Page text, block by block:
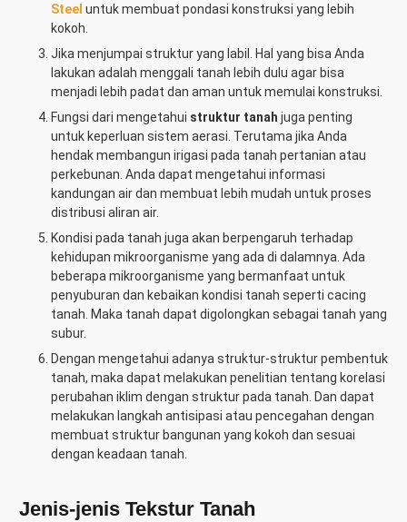
Steel untuk membuat pondasi konstruksi yang lebih
kokoh.
Jika menjumpai struktur yang labil. Hal yang bisa Anda
lakukan adalah menggali tanah lebih dulu agar bisa
menjadi lebih padat dan aman untuk memulai konstruksi.
Fungsi dari mengetahui struktur tanah juga penting
untuk keperluan sistem aerasi. Terutama jika Anda
hendak membangun irigasi pada tanah pertanian atau
perkebunan. Anda dapat mengetahui informasi
kandungan air dan membuat lebih mudah untuk proses
distribusi aliran air.
Kondisi pada tanah juga akan berpengaruh terhadap
kehidupan mikroorganisme yang ada di dalamnya. Ada
beberapa mikroorganisme yang bermanfaat untuk
penyuburan dan kebaikan kondisi tanah seperti cacing
tanah. Maka tanah dapat digolongkan sebagai tanah yang
subur.
Dengan mengetahui adanya struktur-struktur pembentuk
tanah, maka dapat melakukan penelitian tentang korelasi
perubahan iklim dengan struktur pada tanah. Dan dapat
melakukan langkah antisipasi atau pencegahan dengan
membuat struktur bangunan yang kokoh dan sesuai
dengan keadaan tanah.
Jenis-jenis Tekstur Tanah